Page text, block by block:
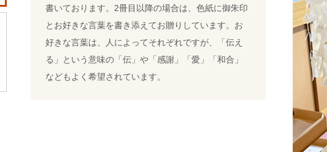
書いております。2冊目以降の場合は、色紙に御朱印
とお好きな言葉を書き添えてお贈りしています。お
好きな言葉は、人によってそれぞれですが、「伝え
る」という意味の「伝」や「感謝」「愛」「和合」
などもよく希望されています。